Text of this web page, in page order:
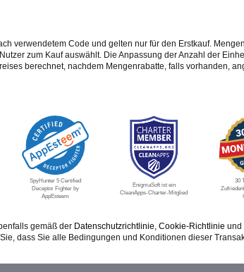
verwendetem Code und gelten nur für den Erstkauf.
zum Kauf auswählt. Die Anpassung der Anzahl der
berechnet, nachdem Mengenrabatte, falls vorhanden,
SpyHunter 5 Certified
Deceptor Fighter by
AppEsteem
EnigmaSoft ist ein
CleanApps-Charter-Mitglied
30
gemäß der Datenschutzrichtlinie, Cookie-Richtlinie und
dass Sie alle Bedingungen und Konditionen dieser